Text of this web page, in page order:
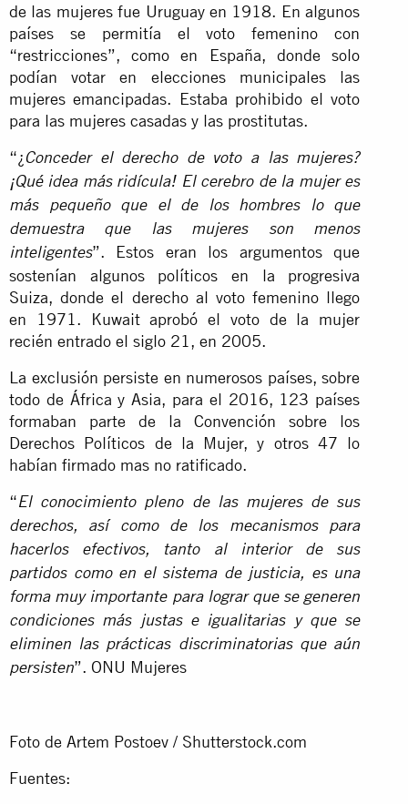
de las mujeres fue Uruguay en 1918. En algunos
países se permitía el voto femenino con
“restricciones”, como en España, donde solo
podían votar en elecciones municipales las
mujeres emancipadas. Estaba prohibido el voto
para las mujeres casadas y las prostitutas.
“¿Conceder el derecho de voto a las mujeres?
¡Qué idea más ridícula! El cerebro de la mujer es
más pequeño que el de los hombres lo que
demuestra que las mujeres son menos
inteligentes”. Estos eran los argumentos que
sostenían algunos políticos en la progresiva
Suiza, donde el derecho al voto femenino llego
en 1971. Kuwait aprobó el voto de la mujer
recién entrado el siglo 21, en 2005.
La exclusión persiste en numerosos países, sobre
todo de África y Asia, para el 2016, 123 países
formaban parte de la Convención sobre los
Derechos Políticos de la Mujer, y otros 47 lo
habían firmado mas no ratificado.
“El conocimiento pleno de las mujeres de sus
derechos, así como de los mecanismos para
hacerlos efectivos, tanto al interior de sus
partidos como en el sistema de justicia, es una
forma muy importante para lograr que se generen
condiciones más justas e igualitarias y que se
eliminen las prácticas discriminatorias que aún
persisten”. ONU Mujeres
Foto de Artem Postoev / Shutterstock.com
Fuentes: